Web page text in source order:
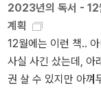
기실 낙태를 둘러싸
‘성적인 독립’이었을
인 (특히) 남성들의
장 먼저 언급한 ‘변화
단에 맡기겠다는 것
2023년의 독서 - 12
계획
12월에는 이런 책..
사실 사긴 샀는데, 아
권 살 수 있지만 아껴